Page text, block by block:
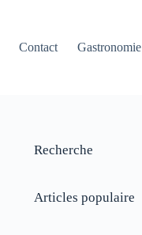
Contact Gastronomie
Recherche
Articles populaire